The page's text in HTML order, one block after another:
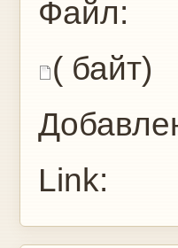
Файл:
( байт)
Link: